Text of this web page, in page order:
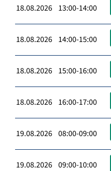
18.08.2026 13:00-14:00
18.08.2026 14:00-15:00
18.08.2026 15:00-16:00
18.08.2026 16:00-17:00
19.08.2026 08:00-09:00
19.08.2026 09:00-10:00